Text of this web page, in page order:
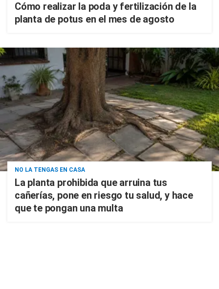
Cómo realizar la poda y fertilización de la
planta de potus en el mes de agosto
NO LA TENGAS EN CASA
La planta prohibida que arruina tus
cañerías, pone en riesgo tu salud, y hace
que te pongan una multa